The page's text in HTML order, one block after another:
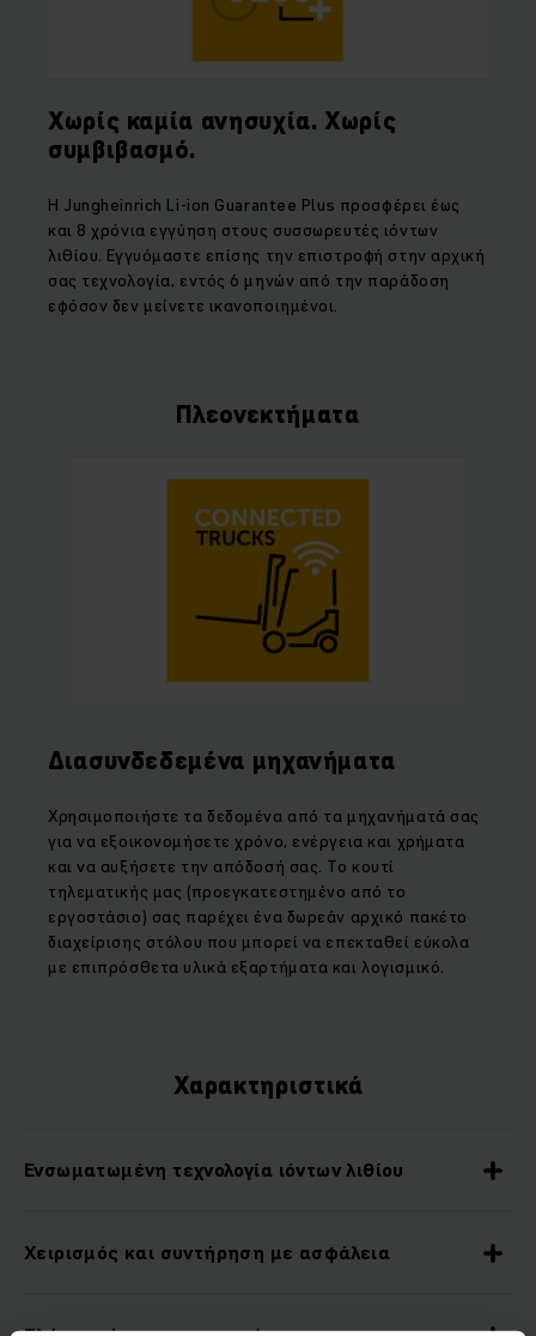
Χωρίς καμία ανησυχία. Χωρίς
συμβιβασμό.
Η Jungheinrich Li-ion Guarantee Plus προσφέρει έως
και 8 χρόνια εγγύηση στους συσσωρευτές ιόντων
λιθίου. Εγγυόμαστε επίσης την επιστροφή στην αρχική
σας τεχνολογία, εντός 6 μηνών από την παράδοση
εφόσον δεν μείνετε ικανοποιημένοι.
Πλεονεκτήματα
Διασυνδεδεμένα μηχανήματα
Χρησιμοποιήστε τα δεδομένα από τα μηχανήματά σας
για να εξοικονομήσετε χρόνο, ενέργεια και χρήματα
και να αυξήσετε την απόδοσή σας. Το κουτί
τηλεματικής μας (προεγκατεστημένο από το
εργοστάσιο) σας παρέχει ένα δωρεάν αρχικό πακέτο
διαχείρισης στόλου που μπορεί να επεκταθεί εύκολα
με επιπρόσθετα υλικά εξαρτήματα και λογισμικό.
Χαρακτηριστικά
Ενσωματωμένη τεχνολογία ιόντων λιθίου
Χειρισμός και συντήρηση με ασφάλεια